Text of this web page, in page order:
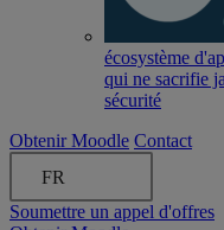
écosystème
qui ne sacrifie
sécurité
Obtenir Moodle Contact
FR
Soumettre un appel d'offres